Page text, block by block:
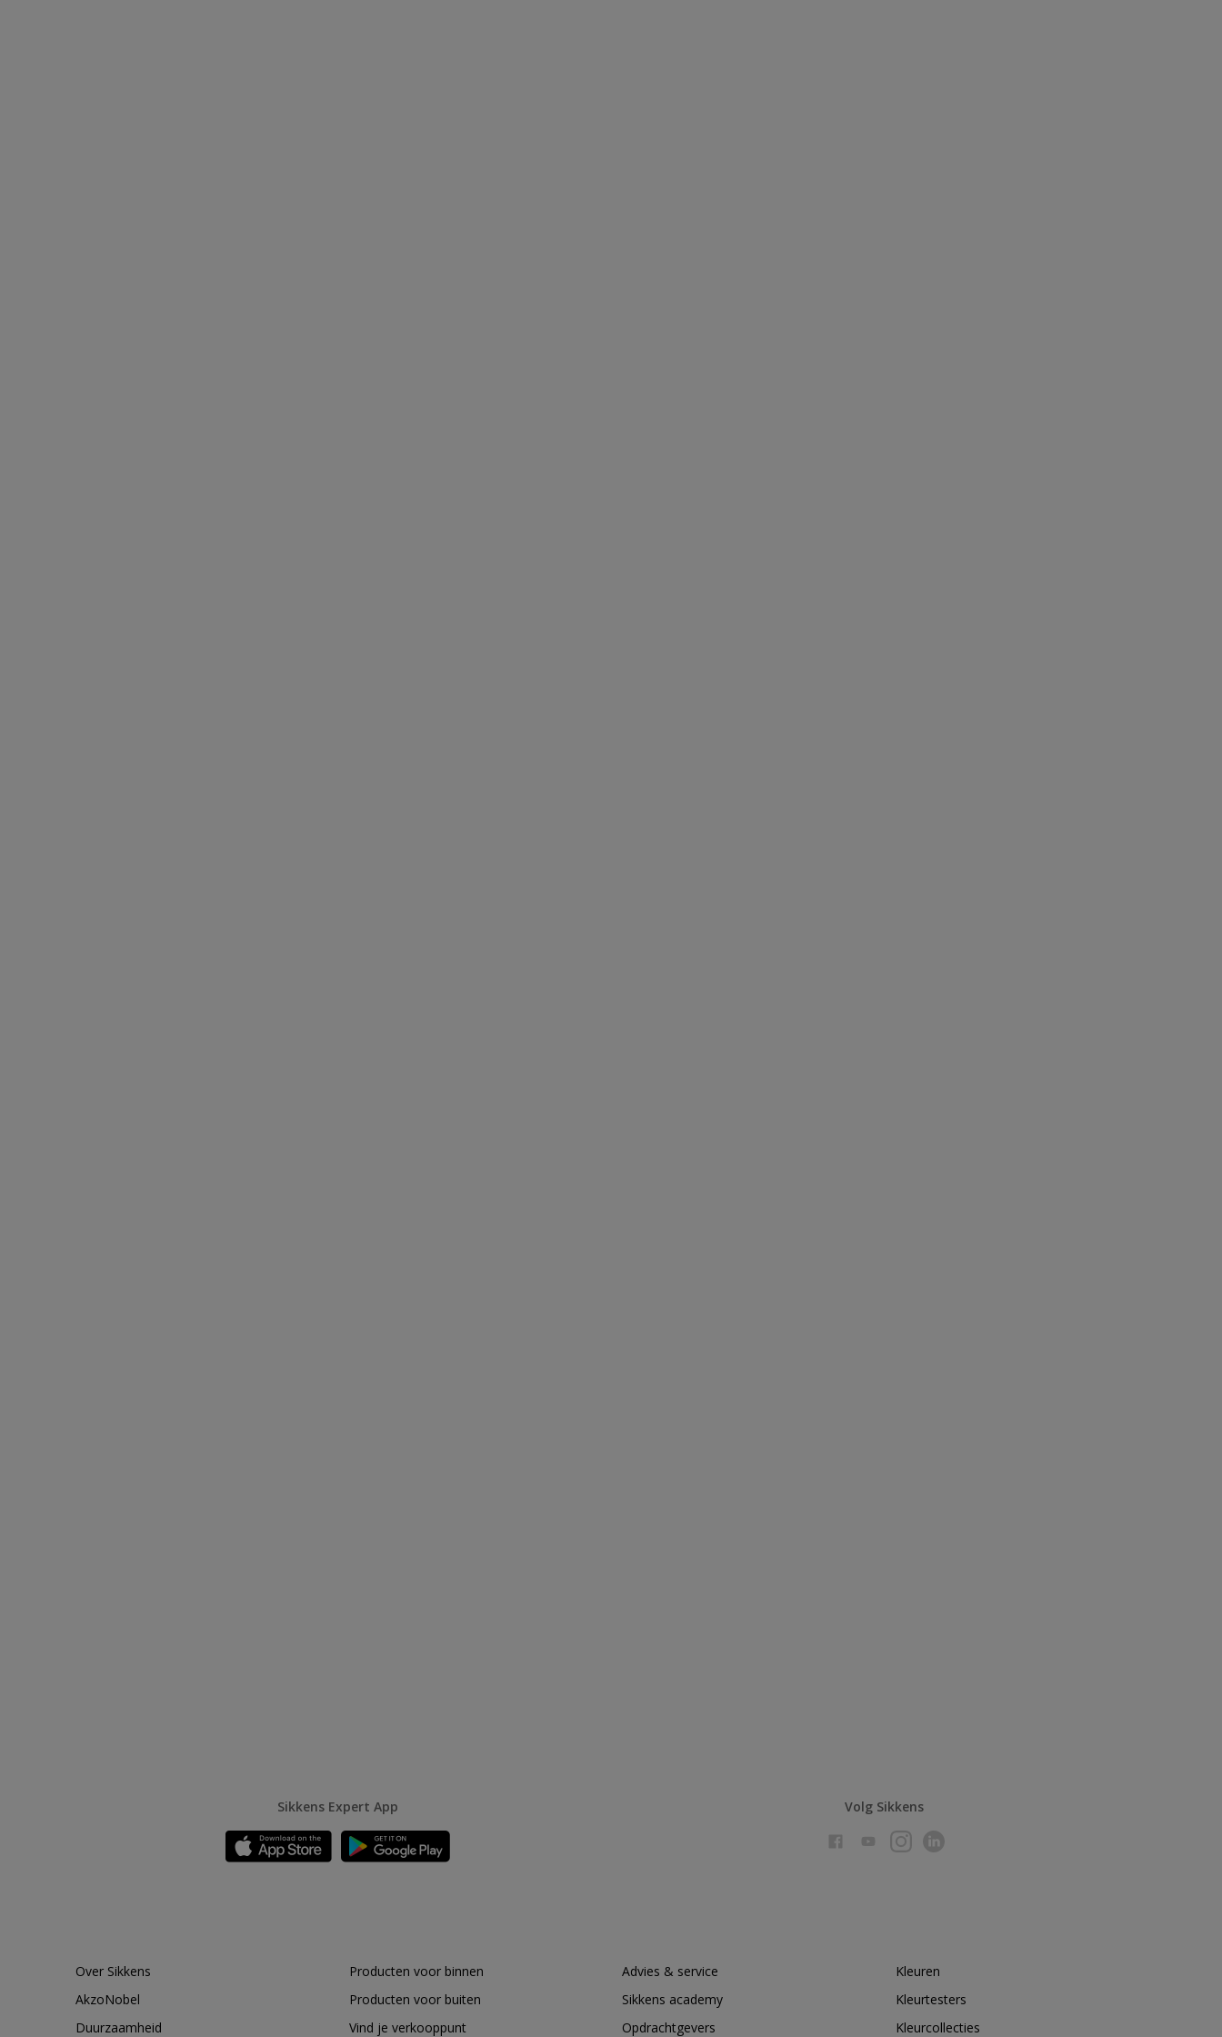
Sikkens Expert App Volg Sikkens
Over Sikkens
AkzoNobel
Duurzaamheid
Producten voor binnen
Producten voor buiten
Vind je verkooppunt
Advies & service
Sikkens academy
Opdrachtgevers
Kleuren
Kleurtesters
Kleurcollecties